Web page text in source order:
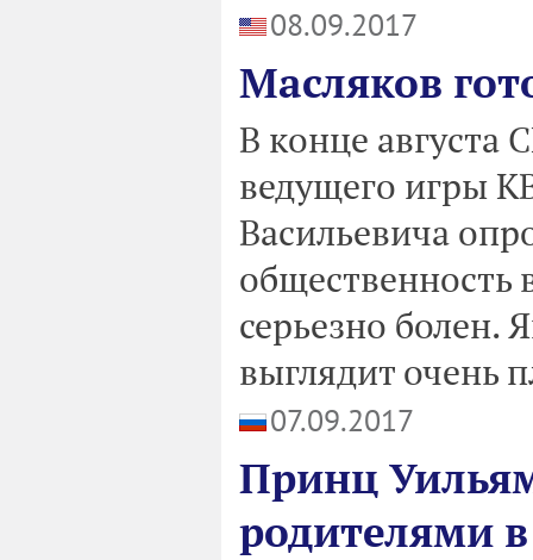
08.09.2017
Масляков
В конце августа
ведущего игры
Васильевича
общественность
серьезно болен.
выглядит очень
07.09.2017
Принц
родителями